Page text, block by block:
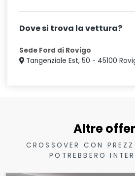
Dove si trova la vettura?
Sede Ford di Rovigo
Tangenziale Est, 50 - 45100
Altre
CROSSOVER CON
POTREBBERO